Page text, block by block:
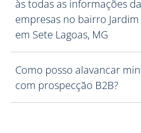
às todas as informações
empresas no bairro
em Sete Lagoas, MG
Como posso alavancar
com prospecção B2B?